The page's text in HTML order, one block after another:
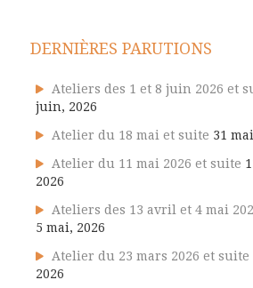
DERNIÈRES PARUTIONS
Ateliers des 1 et 8 juin 2026 et
juin, 2026
Atelier du 18 mai et suite 31
Atelier du 11 mai 2026 et suite
2026
Ateliers des 13 avril et 4 mai
5 mai, 2026
Atelier du 23 mars 2026 et suite
2026